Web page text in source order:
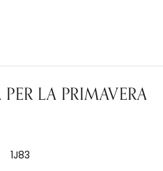
LA PRIMAVERA
1J83